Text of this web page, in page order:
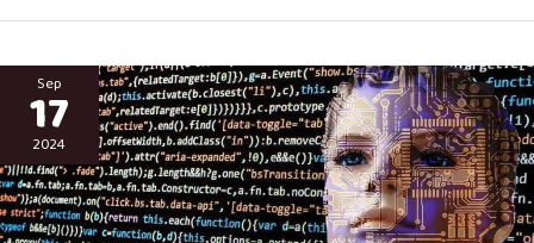
Sep
17
2024
COMMENT
L’INTELLIGENCE
ARTIFICIELLE
NOUS
AIDE
MIEUX
COMPRENDRE
L’HISTOIRE
DE
L’ART
QUE
NOUS